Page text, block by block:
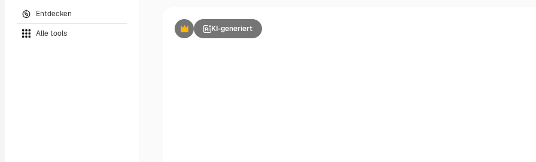
Entdecken
Alle tools PremiumKI-generiert